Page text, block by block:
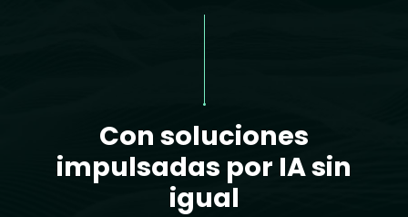
Con soluciones
impulsadas por IA sin
igual